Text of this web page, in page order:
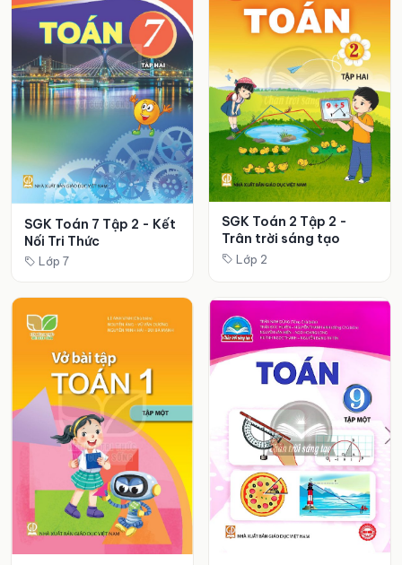
SGK Toán 7 Tập 2 - Kết
Nối Tri Thức
Lớp 7
SGK Toán 2 Tập 2 -
Trân trời sáng tạo
Lớp 2